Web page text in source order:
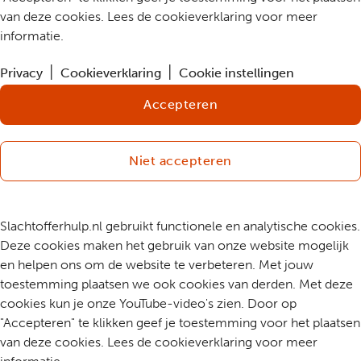
van deze cookies. Lees de cookieverklaring voor meer
informatie.
Privacy Cookieverklaring Cookie instellingen
Accepteren
Niet accepteren
Slachtofferhulp.nl gebruikt functionele en analytische cookies.
Deze cookies maken het gebruik van onze website mogelijk
en helpen ons om de website te verbeteren. Met jouw
toestemming plaatsen we ook cookies van derden. Met deze
cookies kun je onze YouTube-video's zien. Door op
"Accepteren" te klikken geef je toestemming voor het plaatsen
van deze cookies. Lees de cookieverklaring voor meer